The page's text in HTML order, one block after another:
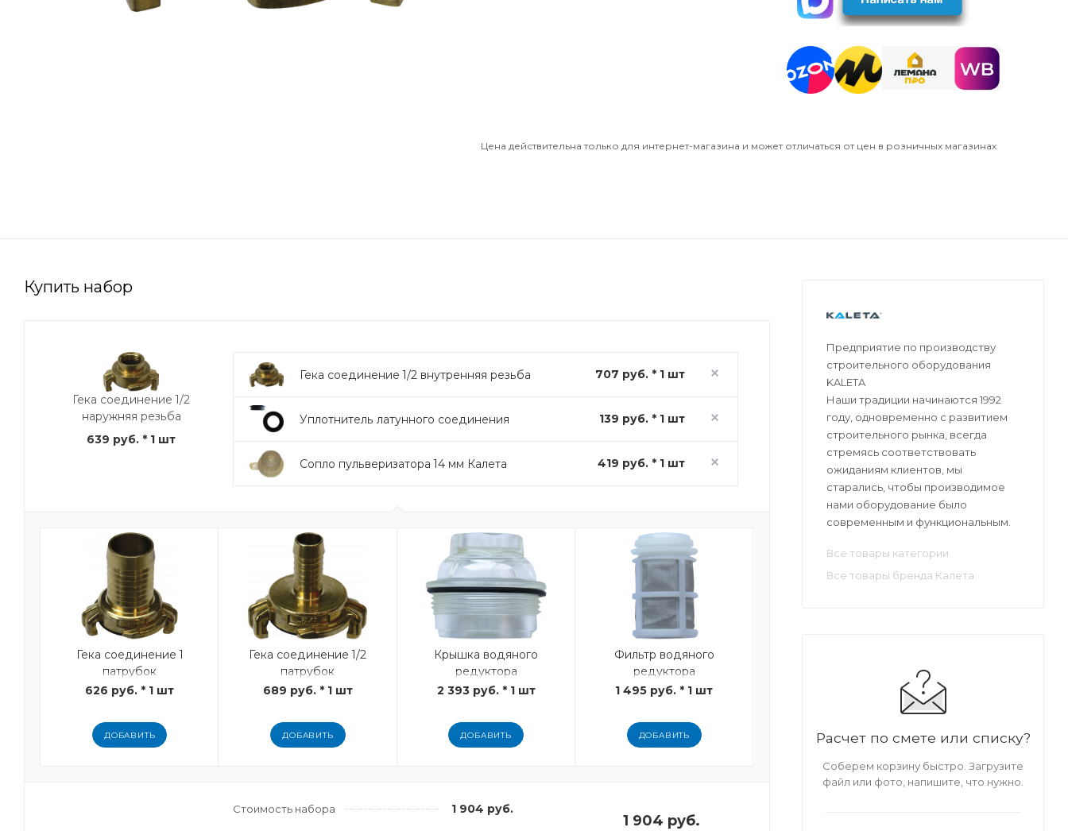
Цена действительна только для интернет-магазина и может отличаться от цен в розничных магазинах
Купить набор
Гека соединение 1/2
наружняя резьба
639 руб. * 1 шт
Гека соединение 1/2 внутренняя резьба 707 руб. * 1 шт
Уплотнитель латунного соединения 139 руб. * 1 шт
Сопло пульверизатора 14 мм Калета 419 руб. * 1 шт
Гека соединение 1
патрубок
626 руб. * 1 шт
ДОБАВИТЬ
Гека соединение 1/2
патрубок
689 руб. * 1 шт
ДОБАВИТЬ
Крышка водяного
редуктора
2 393 руб. * 1 шт
ДОБАВИТЬ
Фильтр водяного
редуктора
1 495 руб. * 1 шт
ДОБАВИТЬ Нет в наличии Нет в наличии
Стоимость набора 1 904 руб.
1 904 руб.
Предприятие по производству
строительного оборудования
KALETA
Наши традиции начинаются 1992
году, одновременно с развитием
строительного рынка, всегда
стремясь соответствовать
ожиданиям клиентов, мы
старались, чтобы производимое
нами оборудование было
современным и функциональным.
Все товары категории
Все товары бренда Калета
Расчет по смете или списку?
Соберем корзину быстро. Загрузите
файл или фото, напишите, что нужно.